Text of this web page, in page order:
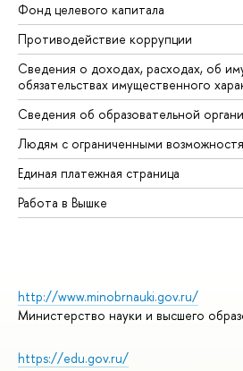
Фонд целевого капитала
Противодействие коррупции
Сведения о доходах, расходах, об
обязательствах имущественного
Сведения об образовательной
Людям с ограниченными
Единая платежная страница
Работа в Вышке
http://www.minobrnauki.gov.ru/
Министерство науки и высшего
https://edu.gov.ru/